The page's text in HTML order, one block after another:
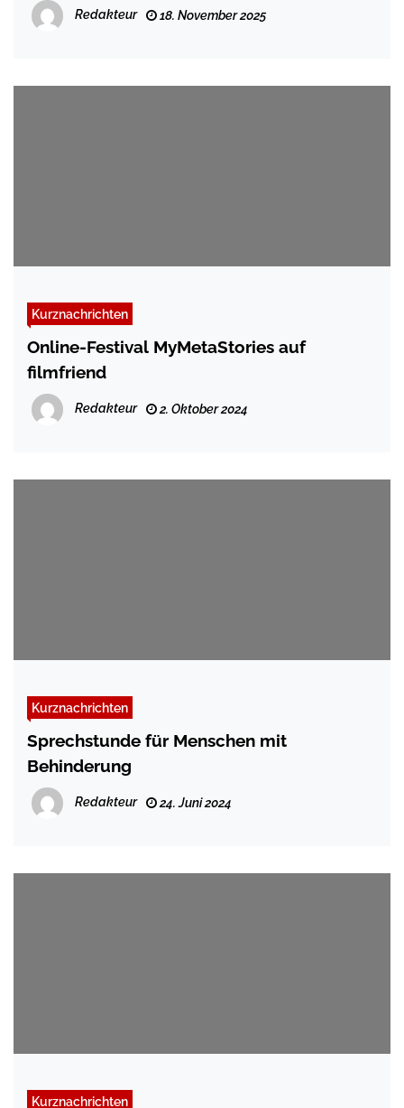
Redakteur 18. November 2025
Kurznachrichten
Online-Festival MyMetaStories auf
filmfriend
Redakteur 2. Oktober 2024
Kurznachrichten
Sprechstunde für Menschen mit
Behinderung
Redakteur 24. Juni 2024
Kurznachrichten